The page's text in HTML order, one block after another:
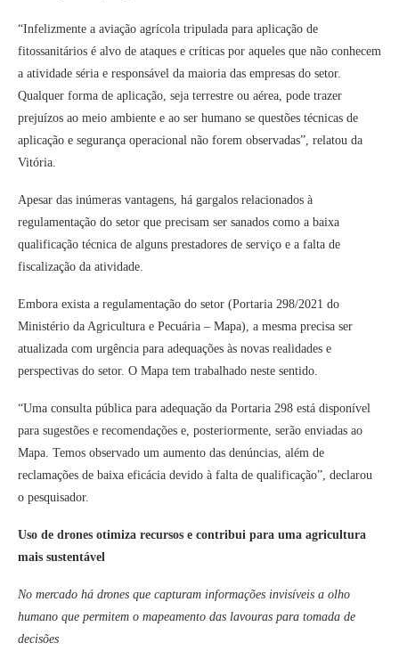
“Infelizmente a aviação agrícola tripulada para aplicação de
fitossanitários é alvo de ataques e críticas por aqueles que não conhecem
a atividade séria e responsável da maioria das empresas do setor.
Qualquer forma de aplicação, seja terrestre ou aérea, pode trazer
prejuízos ao meio ambiente e ao ser humano se questões técnicas de
aplicação e segurança operacional não forem observadas”, relatou da
Vitória.
Apesar das inúmeras vantagens, há gargalos relacionados à
regulamentação do setor que precisam ser sanados como a baixa
qualificação técnica de alguns prestadores de serviço e a falta de
fiscalização da atividade.
Embora exista a regulamentação do setor (Portaria 298/2021 do
Ministério da Agricultura e Pecuária – Mapa), a mesma precisa ser
atualizada com urgência para adequações às novas realidades e
perspectivas do setor. O Mapa tem trabalhado neste sentido.
“Uma consulta pública para adequação da Portaria 298 está disponível
para sugestões e recomendações e, posteriormente, serão enviadas ao
Mapa. Temos observado um aumento das denúncias, além de
reclamações de baixa eficácia devido à falta de qualificação”, declarou
o pesquisador.
Uso de drones otimiza recursos e contribui para uma agricultura
mais sustentável
No mercado há drones que capturam informações invisíveis a olho
humano que permitem o mapeamento das lavouras para tomada de
decisões